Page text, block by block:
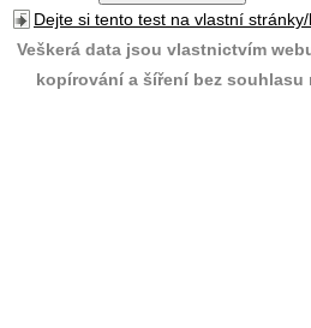
Dejte si tento test na vlastní
Veškerá data jsou vlastnictvím
kopírování a šíření bez